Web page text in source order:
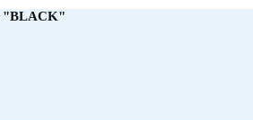
"BLACK"